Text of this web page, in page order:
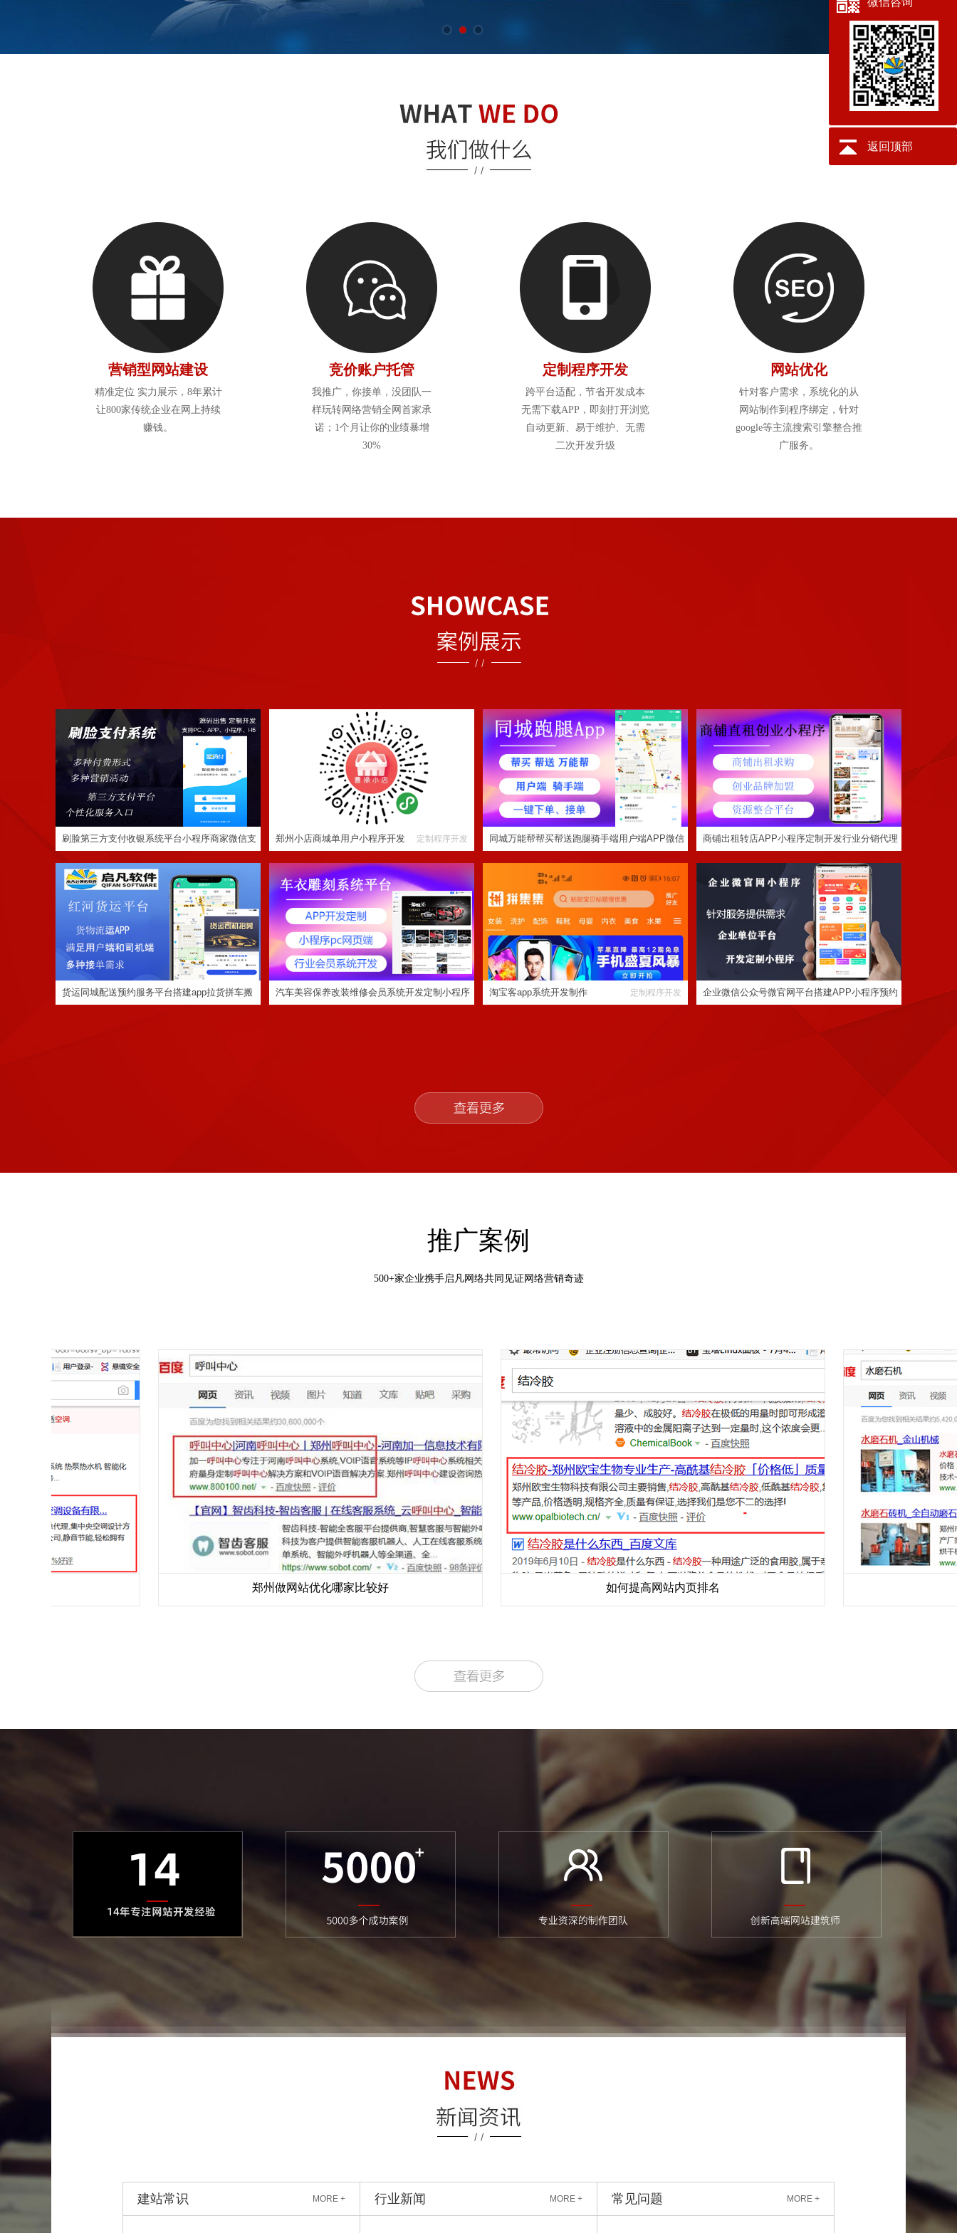
营销型网站建设
精准定位 实力展示，8年累计
让800家传统企业在网上持续
赚钱。
竞价账户托管
我推广，你接单，没团队一
样玩转网络营销全网首家承
诺；1个月让你的业绩暴增
30%
定制程序开发
跨平台适配，节省开发成本
无需下载APP，即刻打开浏览
自动更新、易于维护、无需
二次开发升级
网站优化
针对客户需求，系统化的从
网站制作到程序绑定，针对
google等主流搜索引擎整合推
广服务。
刷脸第三方支付收银系统平台小程序商家微信支
付宝银联云闪付独立app定制
定制程序开发
郑州小店商城单用户小程序开发 定制程序开发 同城万能帮帮买帮送跑腿骑手端用户端APP微信
小程序软件定制
商铺出租转店APP小程序定制开发行业分销代理
加盟招商系统平台搭建
定制程序开发
货运同城配送预约服务平台搭建app拉货拼车
搬家网约车小程序
货运同城配送预约服务平台搭建app拉货拼车搬
汽车美容保养改装维修会员系统开发定制小程
序pc网页端
汽车美容保养改装维修会员系统开发定制小程序
淘宝客app系统开发制作
淘宝客app系统开发制作 定制程序开发
企业微信公众号微官网平台搭建APP小程序预
约服务缴费系统功能
企业微信公众号微官网平台搭建APP小程序预约
推广案例
500+家企业携手启凡网络共同见证网络营销奇迹
郑州做网站优化哪家比较好 如何提高网站内页排名
建站常识 MORE + 行业新闻 MORE + 常见问题 MORE +
返回顶部